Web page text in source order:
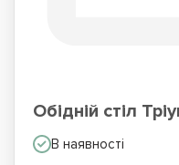
Обідній стіл
В наявності